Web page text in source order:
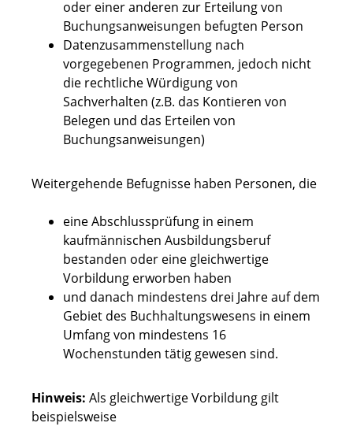
oder einer anderen zur Erteilung von
Buchungsanweisungen befugten Person
Datenzusammenstellung nach
vorgegebenen Programmen, jedoch nicht
die rechtliche Würdigung von
Sachverhalten (z.B. das Kontieren von
Belegen und das Erteilen von
Buchungsanweisungen)
Weitergehende Befugnisse haben Personen, die
eine Abschlussprüfung in einem
kaufmännischen Ausbildungsberuf
bestanden oder eine gleichwertige
Vorbildung erworben haben
und danach mindestens drei Jahre auf dem
Gebiet des Buchhaltungswesens in einem
Umfang von mindestens 16
Wochenstunden tätig gewesen sind.
Hinweis: Als gleichwertige Vorbildung gilt
beispielsweise